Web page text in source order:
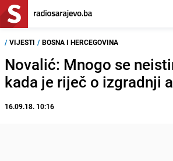
/ VIJESTI / BOSNA I HERCEGOVINA
Novalić: Mnogo se
kada je riječ o izgradnji
16.09.18. 10:16